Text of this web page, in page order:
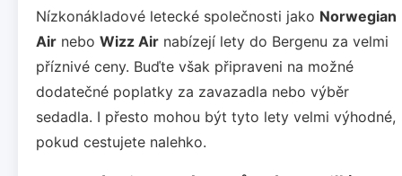
Nízkonákladové letecké společnosti jako Norwegian
Air nebo Wizz Air nabízejí lety do Bergenu za velmi
příznivé ceny. Buďte však připraveni na možné
dodatečné poplatky za zavazadla nebo výběr
sedadla. I přesto mohou být tyto lety velmi výhodné,
pokud cestujete nalehko.